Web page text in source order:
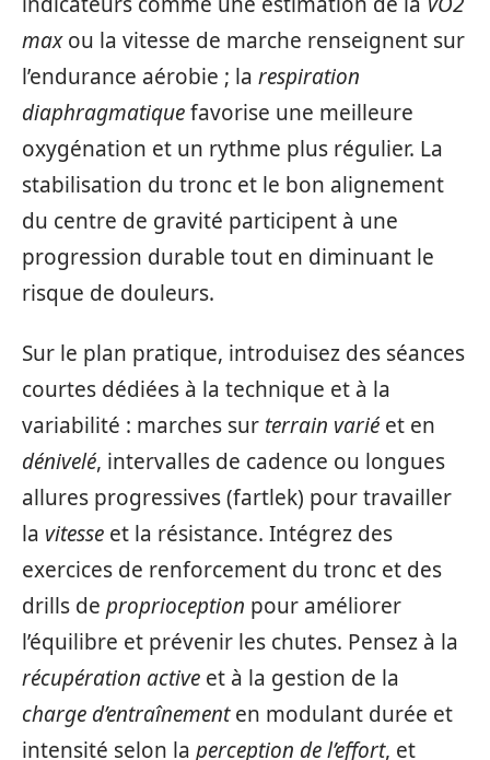
maxou la vitesse de marche renseignent sur
l’endurance aérobie ; la respiration
diaphragmatiquefavorise une meilleure
oxygénation et un rythme plus régulier. La
stabilisation du tronc et le bon alignement
du centre de gravité participent à une
progression durable tout en diminuant le
risque de douleurs.
Sur le plan pratique, introduisez des séances
courtes dédiées à la technique et à la
variabilité : marches sur terrain varié et en
dénivelé, intervalles de cadence ou longues
allures progressives (fartlek) pour travailler
la vitesse et la résistance. Intégrez des
exercices de renforcement du tronc et des
drills de proprioception pour améliorer
l’équilibre et prévenir les chutes. Pensez à la
récupération active et à la gestion de la
charge d’entraînementen modulant durée et
intensité selon la perception de l’effort, et